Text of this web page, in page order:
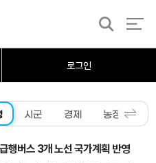
로그인
검
취재가시작되자
시군 경제 농정
행버스 3개 노선 국가계획 반영